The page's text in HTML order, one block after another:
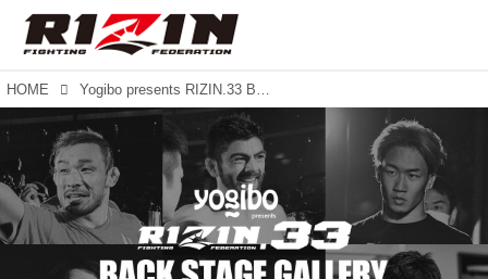
HOME Yogibo presents RIZIN.33 BACKSTAGE GALLERY vol.1